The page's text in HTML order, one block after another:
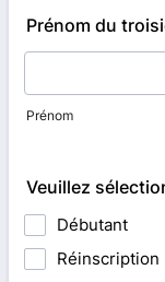
Prénom du
Prénom
Veuillez
Débutant
Réinscription